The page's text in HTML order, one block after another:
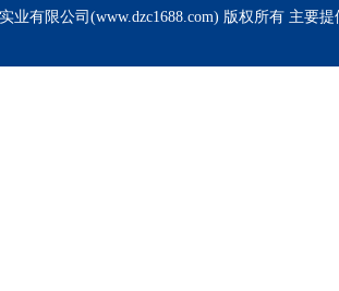
业有限公司(www.dzc1688.com) 版权所有 主要提